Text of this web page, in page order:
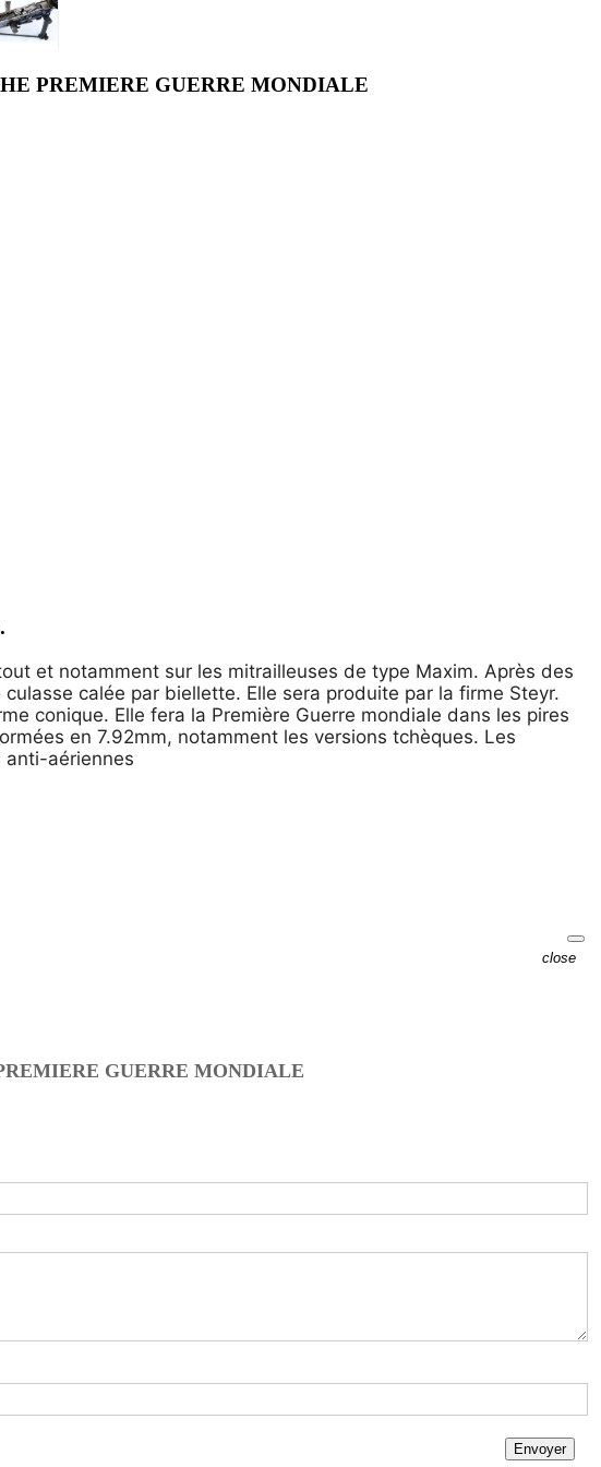
PREMIERE GUERRE MONDIALE
et notamment sur les mitrailleuses de type Maxim. Après des
calée par biellette. Elle sera produite par la firme Steyr.
conique. Elle fera la Première Guerre mondiale dans les pires
en 7.92mm, notamment les versions tchèques. Les
anti-aériennes
close
GUERRE MONDIALE
Envoyer